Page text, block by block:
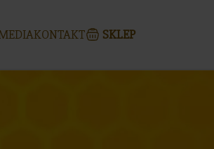
KONTAKT SKLEP